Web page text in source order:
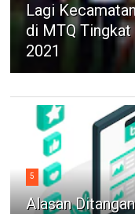
Lagi
di MTQ
2021
5
Alasan